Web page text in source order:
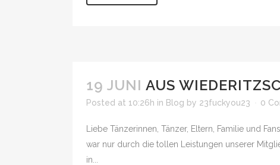
19 JUNI AUS
Posted at 10:26h in Blog by 23fuckyou23 0
Liebe Tänzerinnen, Tänzer, Eltern, Familie und
war nur durch die tollen Leistungen unserer
in...